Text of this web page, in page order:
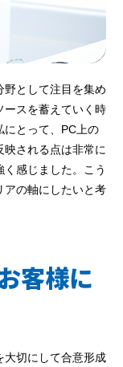
として注目を集め
ースを蓄えていく時
にとって、PC上の
される点は非常に
感じました。こう
アの軸にしたいと考
客様に
大切にして合意形成